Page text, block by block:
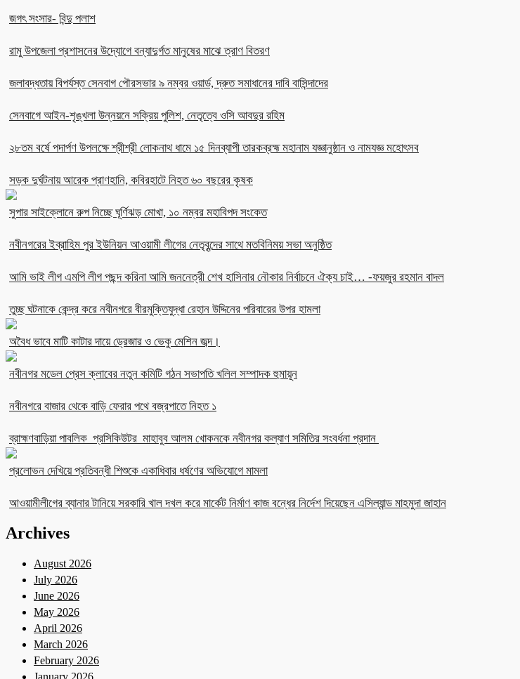
জগৎ সংসার- বিন্দু পলাশ
রামু উপজেলা প্রশাসনের উদ্যোগে বন্যাদুর্গত মানুষের মাঝে ত্রাণ বিতরণ
জলাবদ্ধতায় বিপর্যস্ত সেনবাগ পৌরসভার ৯ নম্বর ওয়ার্ড, দ্রুত সমাধানের দাবি বাসিন্দাদের
সেনবাগে আইন-শৃঙ্খলা উন্নয়নে সক্রিয় পুলিশ, নেতৃত্বে ওসি আবদুর রহিম
২৮তম বর্ষে পদার্পণ উপলক্ষে শ্রীশ্রী লোকনাথ ধামে ১৫ দিনব্যাপী তারকব্রহ্ম মহানাম যজ্ঞানুষ্ঠান ও নামযজ্ঞ মহোৎসব
সড়ক দুর্ঘটনায় আরেক প্রাণহানি, কবিরহাটে নিহত ৬০ বছরের কৃষক
সুপার সাইক্লোনে রুপ নিচ্ছে ঘূর্ণিঝড় মোখা, ১০ নম্বর মহাবিপদ সংকেত
নবীনগরের ইব্রাহিম পুর ইউনিয়ন আওয়ামী লীগের নেতৃবৃন্দের সাথে মতবিনিময় সভা অনুষ্ঠিত
আমি ভাই লীগ এমপি লীগ পছন্দ করিনা আমি জননেত্রী শেখ হাসিনার নৌকার নির্বাচনে ঐক্য চাই… -ফয়জুর রহমান বাদল
তুচ্ছ ঘটনাকে কেন্দ্র করে নবীনগরে বীরমুক্তিযুদ্ধা রেহান উদ্দিনের পরিবারের উপর হামলা
অবৈধ ভাবে মাটি কাটার দায়ে ড্রেজার ও ভেকু মেশিন জব্দ।
নবীনগর মডেল প্রেস ক্লাবের নতুন কমিটি গঠন সভাপতি খলিল সম্পাদক হুমায়ূন
নবীনগরে বাজার থেকে বাড়ি ফেরার পথে বজ্রপাতে নিহত ১
ব্রাহ্মণবাড়িয়া পাবলিক প্রসিকিউটর মাহাবুব আলম খোকনকে নবীনগর কল্যাণ সমিতির সংবর্ধনা প্রদান
প্রলোভন দেখিয়ে প্রতিবন্ধী শিশুকে একাধিবার ধর্ষণের অভিযোগে মামলা
আওয়ামীলীগের ব্যানার টানিয়ে সরকারি খাল দখল করে মার্কেট নির্মাণ কাজ বন্ধের নির্দেশ দিয়েছেন এসিল্যান্ড মাহমুদা জাহান
Archives
August 2026
July 2026
June 2026
May 2026
April 2026
March 2026
February 2026
January 2026